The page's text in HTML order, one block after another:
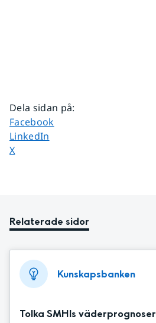
Dela sidan på:
Dela sidan på
Facebook
Dela sidan på
LinkedIn
Dela sidan på
X
Relaterade sidor
Kunskapsbanken
Tolka SMHIs väderprognoser